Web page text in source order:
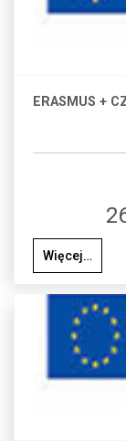
ERASMUS +
Więcej…